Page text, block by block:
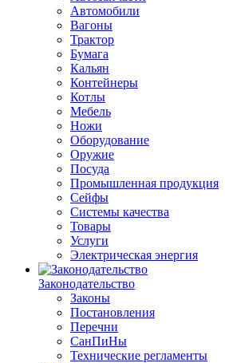
Автомобили
Вагоны
Трактор
Бумага
Кальян
Контейнеры
Котлы
Мебель
Ножи
Оборудование
Оружие
Посуда
Промышленная продукция
Сейфы
Системы качества
Товары
Услуги
Электрическая энергия
Законодательство
Законы
Постановления
Перечни
СанПиНы
Технические регламенты